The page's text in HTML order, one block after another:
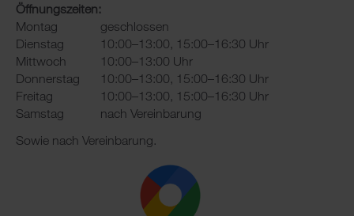
Öffnungszeiten:
Montag
geschlossen
Dienstag
10:00–13:00, 15:00–16:30 Uhr
Mittwoch
10:00–13:00 Uhr
Donnerstag
10:00–13:00, 15:00–16:30 Uhr
Freitag
10:00–13:00, 15:00–16:30 Uhr
Samstag
nach Vereinbarung
Sowie nach Vereinbarung.